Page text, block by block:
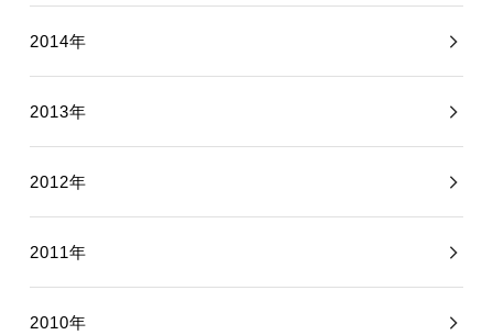
2014年
2013年
2012年
2011年
2010年